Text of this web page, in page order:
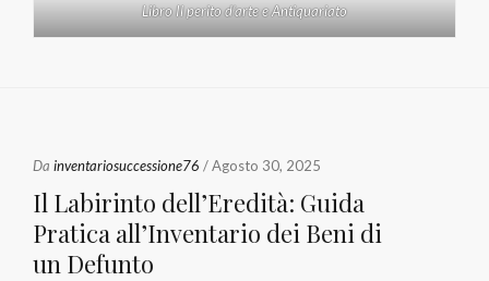
Libro Il perito d'arte e Antiquariato
Da inventariosuccessione76 / Agosto 30, 2025
Il Labirinto dell’Eredità: Guida
Pratica all’Inventario dei Beni di
un Defunto